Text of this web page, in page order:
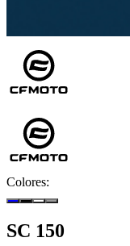
Colores:
SC 150